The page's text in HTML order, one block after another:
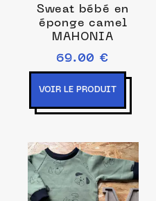
Sweat bébé en
éponge camel
MAHONIA
69.00 €
VOIR LE PRODUIT